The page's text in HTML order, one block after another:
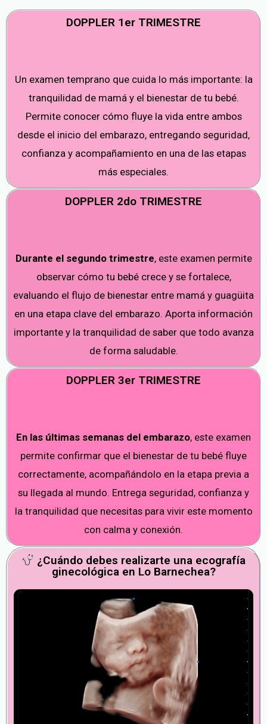
DOPPLER 1er TRIMESTRE
Un examen temprano que cuida lo más importante: la
tranquilidad de mamá y el bienestar de tu bebé.
Permite conocer cómo fluye la vida entre ambos
desde el inicio del embarazo, entregando seguridad,
confianza y acompañamiento en una de las etapas
más especiales.
DOPPLER 2do TRIMESTRE
Durante el segundo trimestre, este examen permite
observar cómo tu bebé crece y se fortalece,
evaluando el flujo de bienestar entre mamá y guagüita
en una etapa clave del embarazo. Aporta información
importante y la tranquilidad de saber que todo avanza
de forma saludable.
DOPPLER 3er TRIMESTRE
En las últimas semanas del embarazo, este examen
permite confirmar que el bienestar de tu bebé fluye
correctamente, acompañándolo en la etapa previa a
su llegada al mundo. Entrega seguridad, confianza y
la tranquilidad que necesitas para vivir este momento
con calma y conexión.
¿Cuándo debes realizarte una ecografía
ginecológica en Lo Barnechea?